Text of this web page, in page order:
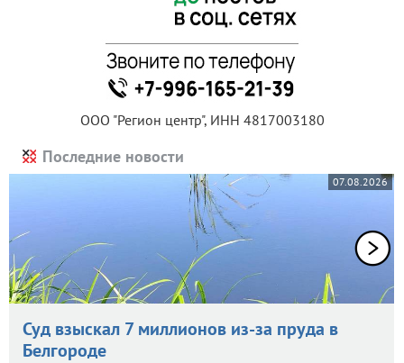
ООО "Регион центр", ИНН 4817003180
Последние новости
07.08.2026
Суд взыскал 7 миллионов из-за пруда в
Белгороде